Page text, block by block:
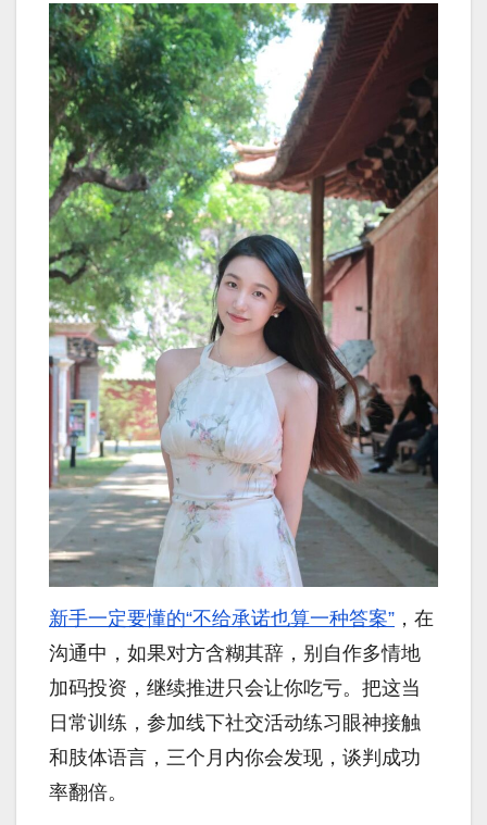
新手一定要懂的“不给承诺也算一种答案” ，在
沟通中，如果对方含糊其辞，别自作多情地
加码投资，继续推进只会让你吃亏。把这当
日常训练，参加线下社交活动练习眼神接触
和肢体语言，三个月内你会发现，谈判成功
率翻倍。